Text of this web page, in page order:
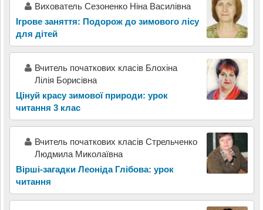
Вихователь Сезоненко Ніна Василівна
Ігрове заняття: Подорож до зимового лісу
для дітей
Вчитель початкових класів Блохіна
Лілія Борисівна
Цінуй красу зимової природи: урок
читання 3 клас
Вчитель початкових класів Стрельченко
Людмила Миколаївна
Вірші-загадки Леоніда Глібова: урок
читання